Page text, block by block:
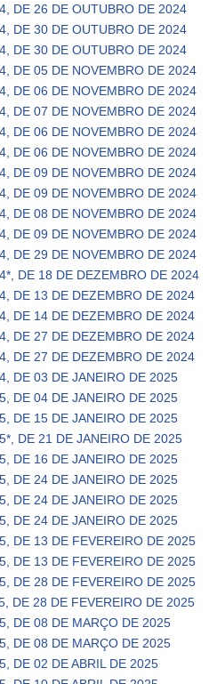
DE 26 DE OUTUBRO DE 2024
DE 30 DE OUTUBRO DE 2024
DE 30 DE OUTUBRO DE 2024
DE 05 DE NOVEMBRO DE 2024
DE 06 DE NOVEMBRO DE 2024
DE 07 DE NOVEMBRO DE 2024
DE 06 DE NOVEMBRO DE 2024
DE 06 DE NOVEMBRO DE 2024
DE 09 DE NOVEMBRO DE 2024
DE 09 DE NOVEMBRO DE 2024
DE 08 DE NOVEMBRO DE 2024
DE 09 DE NOVEMBRO DE 2024
DE 29 DE NOVEMBRO DE 2024
DE 18 DE DEZEMBRO DE 2024
DE 13 DE DEZEMBRO DE 2024
DE 14 DE DEZEMBRO DE 2024
DE 27 DE DEZEMBRO DE 2024
DE 27 DE DEZEMBRO DE 2024
DE 03 DE JANEIRO DE 2025
DE 04 DE JANEIRO DE 2025
DE 15 DE JANEIRO DE 2025
DE 21 DE JANEIRO DE 2025
DE 16 DE JANEIRO DE 2025
DE 24 DE JANEIRO DE 2025
DE 24 DE JANEIRO DE 2025
DE 24 DE JANEIRO DE 2025
DE 13 DE FEVEREIRO DE 2025
DE 13 DE FEVEREIRO DE 2025
DE 28 DE FEVEREIRO DE 2025
DE 28 DE FEVEREIRO DE 2025
DE 08 DE MARÇO DE 2025
DE 08 DE MARÇO DE 2025
DE 02 DE ABRIL DE 2025